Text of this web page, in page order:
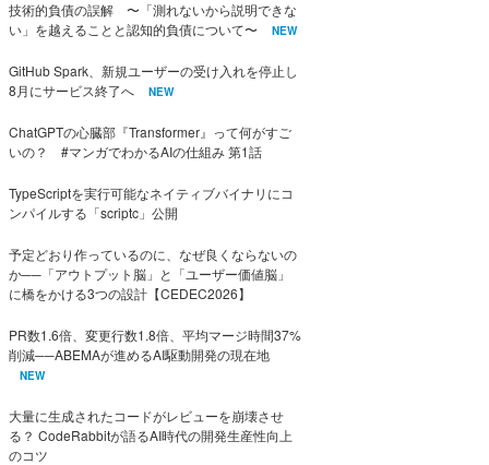
技術的負債の誤解 〜「測れないから説明できな
い」を越えることと認知的負債について〜
NEW
GitHub Spark、新規ユーザーの受け入れを停止し
8月にサービス終了へ
NEW
ChatGPTの心臓部『Transformer』って何がすご
いの？ #マンガでわかるAIの仕組み 第1話
TypeScriptを実行可能なネイティブバイナリにコ
ンパイルする「scriptc」公開
予定どおり作っているのに、なぜ良くならないの
か──「アウトプット脳」と「ユーザー価値脳」
に橋をかける3つの設計【CEDEC2026】
PR数1.6倍、変更行数1.8倍、平均マージ時間37%
削減──ABEMAが進めるAI駆動開発の現在地
NEW
大量に生成されたコードがレビューを崩壊させ
る？ CodeRabbitが語るAI時代の開発生産性向上
のコツ